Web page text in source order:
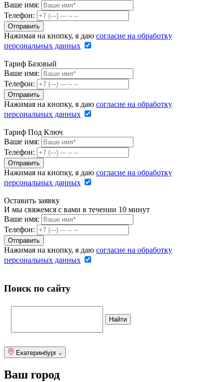
Ваше имя:
Телефон:
Нажимая на кнопку, я даю согласие на обработку
персональных данных
Тариф Базовый
Ваше имя:
Телефон:
Нажимая на кнопку, я даю согласие на обработку
персональных данных
Тариф Под Ключ
Ваше имя:
Телефон:
Нажимая на кнопку, я даю согласие на обработку
персональных данных
Оставить заявку
И мы свяжемся с вами в течении 10 минут
Ваше имя:
Телефон:
Нажимая на кнопку, я даю согласие на обработку
персональных данных
Поиск по сайту
Екатеринбург
Ваш город